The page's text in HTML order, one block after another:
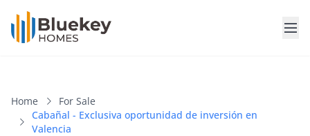
Home
For Sale
Cabañal - Exclusiva oportunidad de inversión en
Valencia